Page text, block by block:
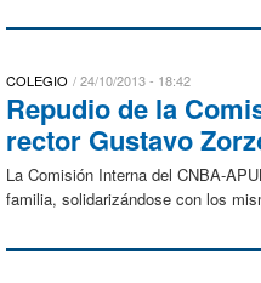
COLEGIO 24/10/2013 - 18:42
Repudio de la
rector Gustavo
La Comisión Interna del CNBA-
familia, solidarizándose con los